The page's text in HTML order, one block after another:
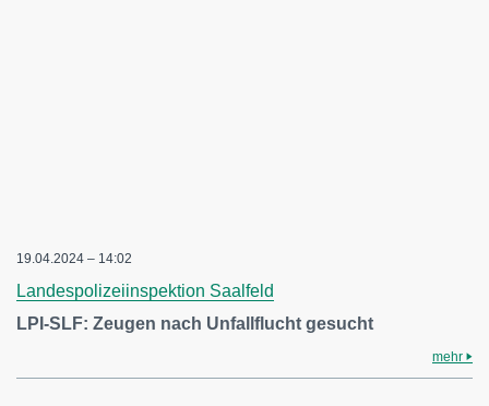
19.04.2024 – 14:02
Landespolizeiinspektion Saalfeld
LPI-SLF: Zeugen nach Unfallflucht gesucht
mehr